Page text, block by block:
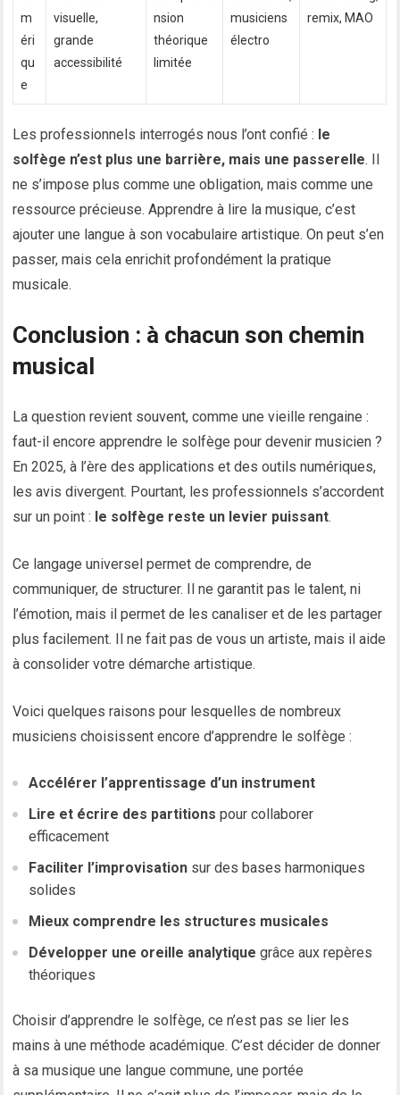
m
éri
qu
e
visuelle,
grande
accessibilité
nsion
théorique
limitée
musiciens
électro
remix, MAO
Les professionnels interrogés nous l’ont confié : le
solfège n’est plus une barrière, mais une passerelle. Il
ne s’impose plus comme une obligation, mais comme une
ressource précieuse. Apprendre à lire la musique, c’est
ajouter une langue à son vocabulaire artistique. On peut s’en
passer, mais cela enrichit profondément la pratique
musicale.
Conclusion : à chacun son chemin
musical
La question revient souvent, comme une vieille rengaine :
faut-il encore apprendre le solfège pour devenir musicien ?
En 2025, à l’ère des applications et des outils numériques,
les avis divergent. Pourtant, les professionnels s’accordent
sur un point : le solfège reste un levier puissant.
Ce langage universel permet de comprendre, de
communiquer, de structurer. Il ne garantit pas le talent, ni
l’émotion, mais il permet de les canaliser et de les partager
plus facilement. Il ne fait pas de vous un artiste, mais il aide
à consolider votre démarche artistique.
Voici quelques raisons pour lesquelles de nombreux
musiciens choisissent encore d’apprendre le solfège :
Accélérer l’apprentissage d’un instrument
Lire et écrire des partitions pour collaborer
efficacement
Faciliter l’improvisation sur des bases harmoniques
solides
Mieux comprendre les structures musicales
Développer une oreille analytique grâce aux repères
théoriques
Choisir d’apprendre le solfège, ce n’est pas se lier les
mains à une méthode académique. C’est décider de donner
à sa musique une langue commune, une portée